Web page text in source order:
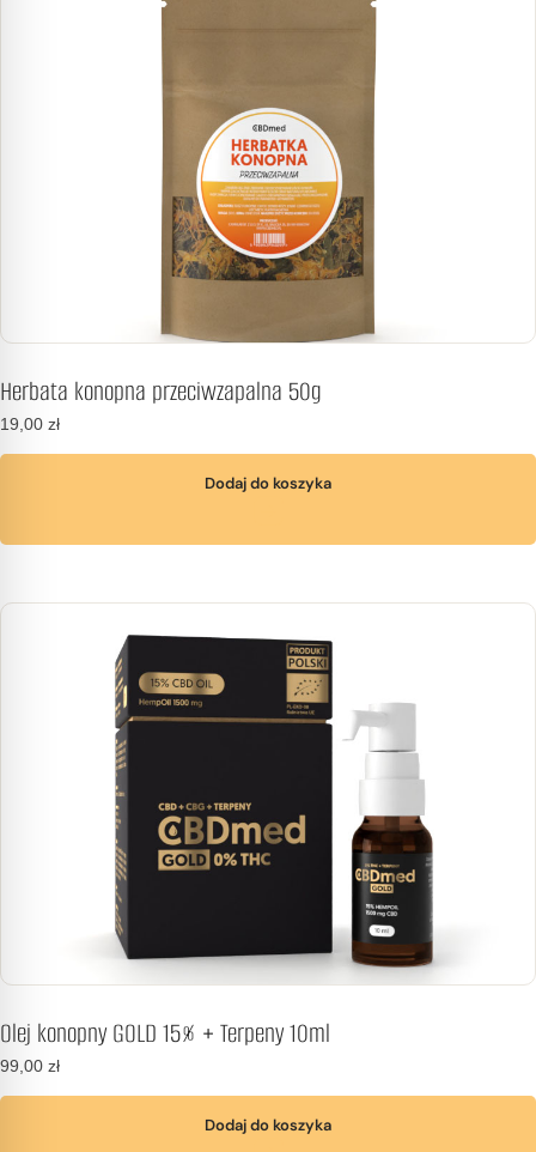
Herbata konopna przeciwzapalna 50g
19,00 zł
Dodaj do koszyka
Olej konopny GOLD 15% + Terpeny 10ml
99,00 zł
Dodaj do koszyka